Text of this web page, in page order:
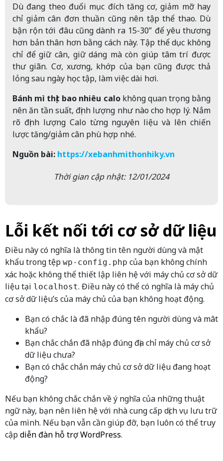
Dù đang theo đuổi mục đích tăng cơ, giảm mỡ hay
chỉ giảm cân đơn thuần cũng nên tập thể thao. Dù
bận rộn tới đâu cũng dành ra 15-30” để yêu thương
hơn bản thân hơn bằng cách này. Tập thể dục không
chỉ để giữ cân, giữ dáng mà còn giúp tâm trí được
thư giãn. Cơ, xương, khớp của bạn cũng được thả
lỏng sau ngày học tập, làm việc dài hơi.
Bánh mì thịt bao nhiêu calokhông quan trọng bằng
nên ăn tần suất, định lượng như nào cho hợp lý. Nắm
rõ định lượng Calo từng nguyên liệu và lên chiến
lược tăng/giảm cân phù hợp nhé.
Nguồn bài: https://xebanhmithonhiky.vn
Thời gian cập nhật: 12/01/2024
Lỗi kết nối tới cơ sở dữ liệu
Điều này có nghĩa là thông tin tên người dùng và mật
khẩu trong tệp wp-config.php của bạn không chính
xác hoặc không thể thiết lập liên hệ với máy chủ cơ sở dữ
liệu tại localhost. Điều này có thể có nghĩa là máy chủ
cơ sở dữ liệu’s của máy chủ của bạn không hoạt động.
Bạn có chắc là đã nhập đúng tên người dùng và mât
khẩu?
Bạn chắc chắn đã nhập đúng địa chỉ máy chủ cơ sở
dữ liệu chưa?
Bạn có chắc chắn máy chủ cơ sở dữ liệu đang hoạt
động?
Nếu bạn không chắc chắn về ý nghĩa của những thuật
ngữ này, bạn nên liên hệ với nhà cung cấp dịch vụ lưu trữ
của mình. Nếu bạn vẫn cần giúp đỡ, bạn luôn có thể truy
cậpdiễn đàn hỗ trợ WordPress.